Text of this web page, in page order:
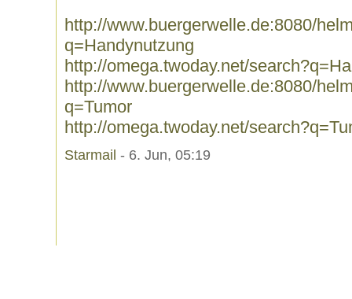
http://www.buergerwelle.de:8080/
q=Handynutzung
http://omega.twoday.net/
http://www.buergerwelle.de:8080/
q=Tumor
http://omega.twoday.net/
Starmail - 6. Jun, 05:19